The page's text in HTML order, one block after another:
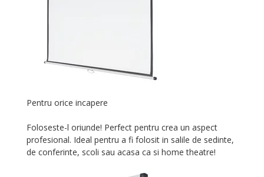
Pentru orice incapere
Foloseste-l oriunde! Perfect pentru crea un aspect
profesional. Ideal pentru a fi folosit in salile de sedinte,
de conferinte, scoli sau acasa ca si home theatre!